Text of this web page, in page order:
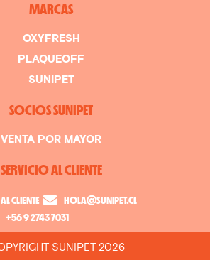
MARCAS
OXYFRESH
PLAQUEOFF
SUNIPET
SOCIOS SUNIPET
VENTA POR MAYOR
SERVICIO AL CLIENTE
CLIENTE
HOLA@SUNIPET.CL
+56 9 2743 7031
SUNIPET 2026